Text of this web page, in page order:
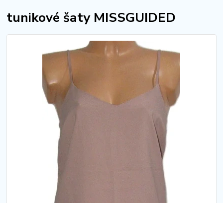
tunikové šaty MISSGUIDED